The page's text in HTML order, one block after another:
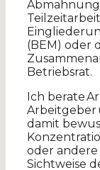
(BEM) oder
Betriebsrat.
Ich berate
Arbeitgeber
damit
oder andere
Sichtweise